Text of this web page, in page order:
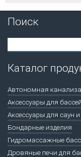
Поиск
Каталог
Автономная
Аксессуары для
Аксессуары для саун
Бондарные изделия
Гидромассажные
Дровяные печи для